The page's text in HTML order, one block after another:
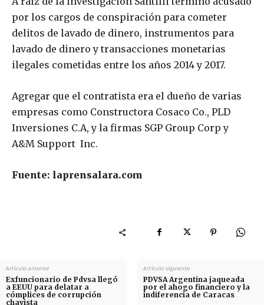
por los cargos de conspiración para cometer
delitos de lavado de dinero, instrumentos para
lavado de dinero y transacciones monetarias
ilegales cometidas entre los años 2014 y 2017.
Agregar que el contratista era el dueño de varias
empresas como Constructora Cosaco Co., PLD
Inversiones C.A, y la firmas SGP Group Corp y
A&M Support Inc.
Fuente: laprensalara.com
Artículo anterior
Exfuncionario de Pdvsa llegó
a EEUU para delatar a
cómplices de corrupción
chavista
Artículo siguiente
PDVSA Argentina jaqueada
por el ahogo financiero y la
indiferencia de Caracas